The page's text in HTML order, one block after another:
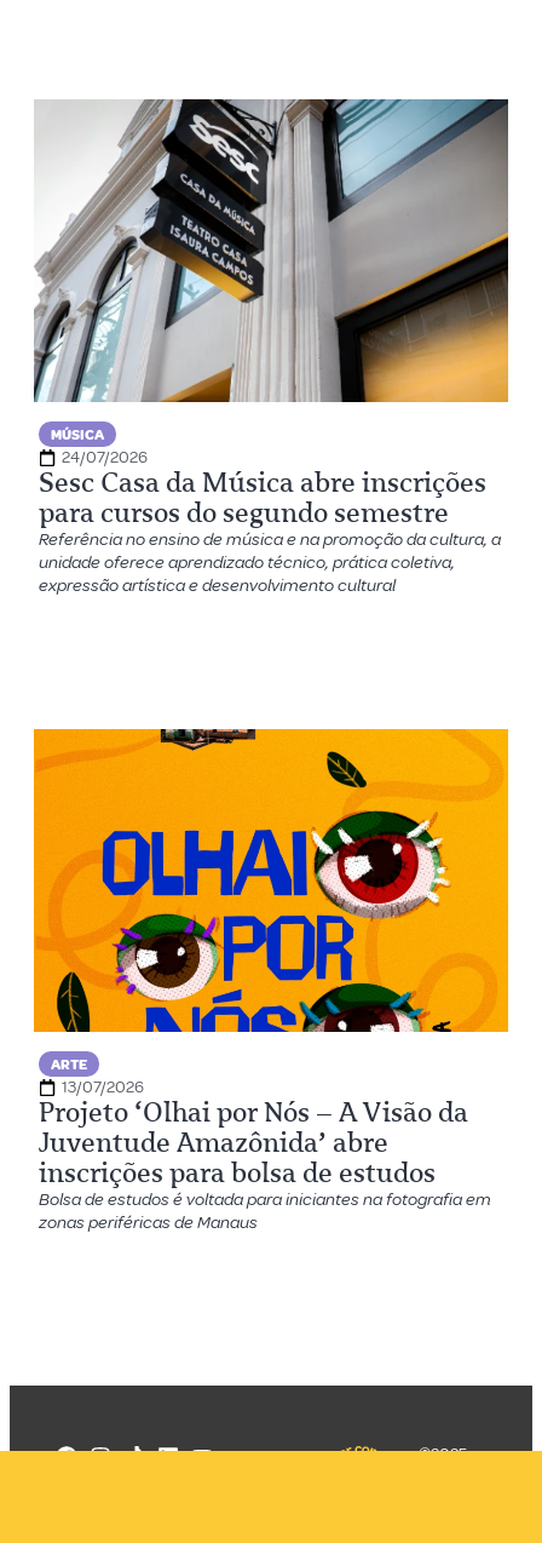
MÚSICA
24/07/2026
Sesc Casa da Música abre inscrições
para cursos do segundo semestre
Referência no ensino de música e na promoção da cultura, a
unidade oferece aprendizado técnico, prática coletiva,
expressão artística e desenvolvimento cultural
ARTE
13/07/2026
Projeto ‘Olhai por Nós – A Visão da
Juventude Amazônida’ abre
inscrições para bolsa de estudos
Bolsa de estudos é voltada para iniciantes na fotografia em
zonas periféricas de Manaus
©2025